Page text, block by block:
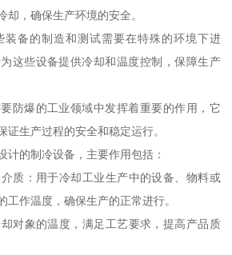
却，确保生产环境的安全。
装备的制造和测试需要在特殊的环境下进
这些设备提供冷却和温度控制，保障生产
防爆的工业领域中发挥着重要的作用，它
证生产过程的安全和稳定运行。
计的制冷设备，主要作用包括：
质：用于冷却工业生产中的设备、物料或
工作温度，确保生产的正常进行。
对象的温度，满足工艺要求，提高产品质